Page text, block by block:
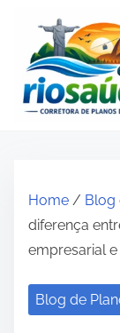
Home / Blog
diferença
empresarial
Blog de